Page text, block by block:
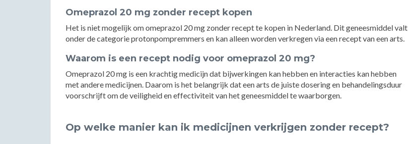
Omeprazol 20 mg zonder recept kopen
Het is niet mogelijk om omeprazol 20 mg zonder recept te kopen in Nederland. Dit geneesmiddel valt
onder de categorie protonpompremmers en kan alleen worden verkregen via een recept van een arts.
Waarom is een recept nodig voor omeprazol 20 mg?
Omeprazol 20 mg is een krachtig medicijn dat bijwerkingen kan hebben en interacties kan hebben
met andere medicijnen. Daarom is het belangrijk dat een arts de juiste dosering en behandelingsduur
voorschrijft om de veiligheid en effectiviteit van het geneesmiddel te waarborgen.
Op welke manier kan ik medicijnen verkrijgen zonder recept?